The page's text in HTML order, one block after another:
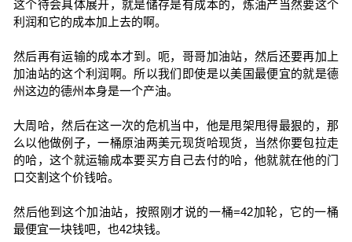
这个待会具体展开，就是储存是有成本的，炼油产当然要这个
利润和它的成本加上去的啊。
然后再有运输的成本才到。呃，哥哥加油站，然后还要再加上
加油站的这个利润啊。所以我们即使是以美国最便宜的就是德
州这边的德州本身是一个产油。
大周哈，然后在这一次的危机当中，他是甩架甩得最狠的，那
么以他做例子，一桶原油两美元现货哈现货，当然你要包拉走
的哈，这个就运输成本要买方自己去付的哈，他就就在他的门
口交割这个价钱哈。
然后他到这个加油站，按照刚才说的一桶=42加轮，它的一桶
最便宜一块钱吧，也42块钱。